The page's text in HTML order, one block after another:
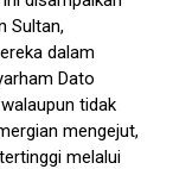
Sultan,
dalam
Dato
tidak
mengejut,
melalui